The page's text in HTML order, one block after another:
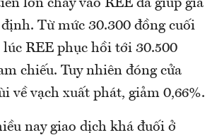
lớn chảy vào REE đã giúp giá
Từ mức 30.300 đồng cuối
lúc REE phục hồi tới 30.500
chiếu. Tuy nhiên đóng cửa
về vạch xuất phát, giảm 0,66%.
nay giao dịch khá đuối ở